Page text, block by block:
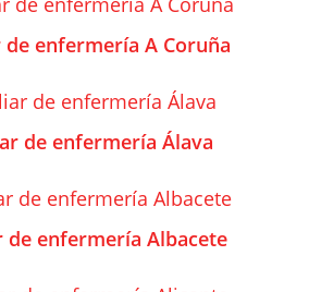
de enfermería A Coruña
de enfermería Álava
de enfermería Albacete